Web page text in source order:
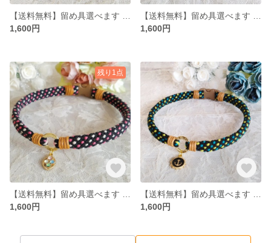
1,600円
1,600円
残り1点
1,600円
1,600円